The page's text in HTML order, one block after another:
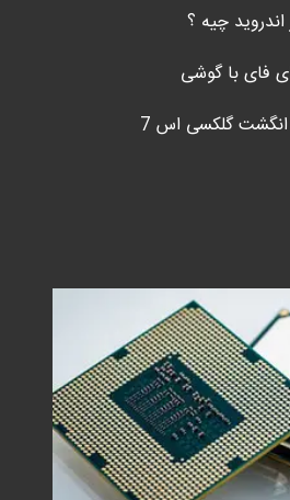
فای با گوشی
گلکسی اس 7